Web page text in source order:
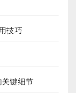
技巧
关键细节